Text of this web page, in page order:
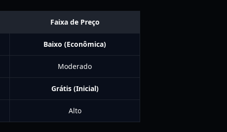
Faixa de Preço
Baixo (Econômica)
Moderado
Grátis (Inicial)
Alto